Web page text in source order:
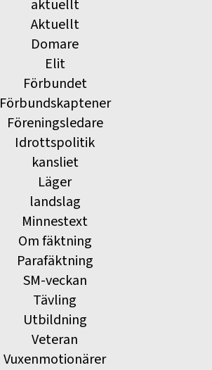
aktuellt
Aktuellt
Domare
Elit
Förbundet
Förbundskaptener
Föreningsledare
Idrottspolitik
kansliet
Läger
landslag
Minnestext
Om fäktning
Parafäktning
SM-veckan
Tävling
Utbildning
Veteran
Vuxenmotionärer